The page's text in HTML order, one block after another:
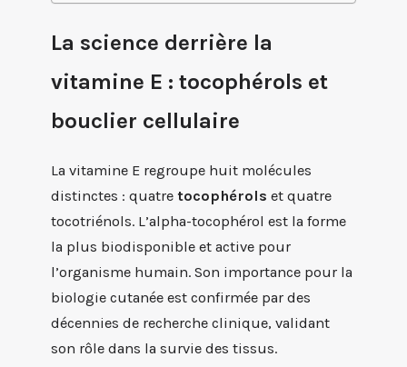
La science derrière la
vitamine E : tocophérols et
bouclier cellulaire
La vitamine E regroupe huit molécules
distinctes : quatre tocophérols et quatre
tocotriénols. L’alpha-tocophérol est la forme
la plus biodisponible et active pour
l’organisme humain. Son importance pour la
biologie cutanée est confirmée par des
décennies de recherche clinique, validant
son rôle dans la survie des tissus.